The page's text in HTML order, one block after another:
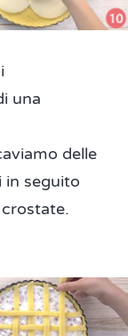
una
delle
in seguito